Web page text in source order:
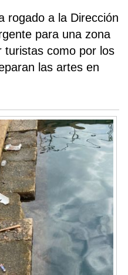
rogado a la Dirección
para una zona
turistas como por los
las artes en